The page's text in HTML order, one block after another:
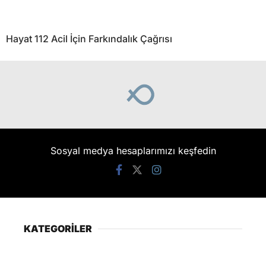
Hayat 112 Acil İçin Farkındalık Çağrısı
Sosyal medya hesaplarımızı keşfedin
KATEGORİLER